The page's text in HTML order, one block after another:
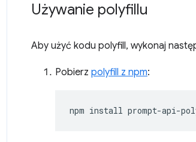
Używanie polyfillu
Aby użyć kodu polyfill, wykonaj
Pobierz polyfill z npm:
npm install